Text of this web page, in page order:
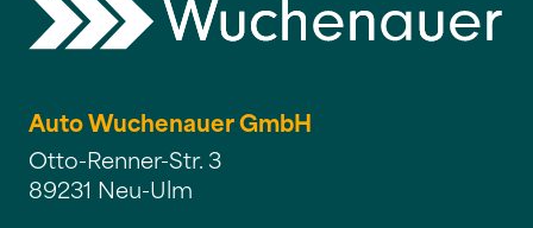
Auto Wuchenauer GmbH
Otto-Renner-Str. 3
89231 Neu-Ulm